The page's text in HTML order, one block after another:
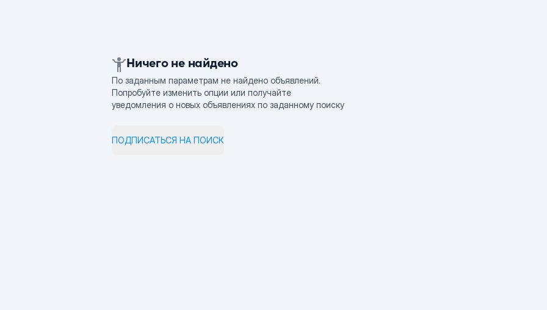
Ничего не найдено
По заданным параметрам не найдено объявлений.
Попробуйте изменить опции или получайте
уведомления о новых объявлениях по заданному поиску
ПОДПИСАТЬСЯ НА ПОИСК